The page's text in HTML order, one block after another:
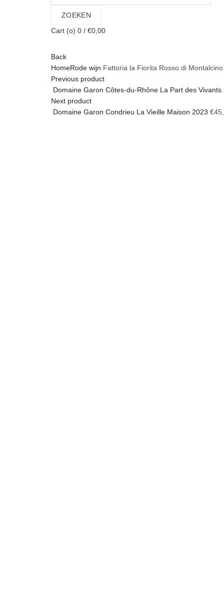
ZOEKEN
Cart (o) 0 / €0,00
Back
HomeRode wijn Fattoria la Fiorita Rosso di
Previous product
Domaine Garon Côtes-du-Rhône La Part des
Next product
Domaine Garon Condrieu La Vieille Maison 2023 €